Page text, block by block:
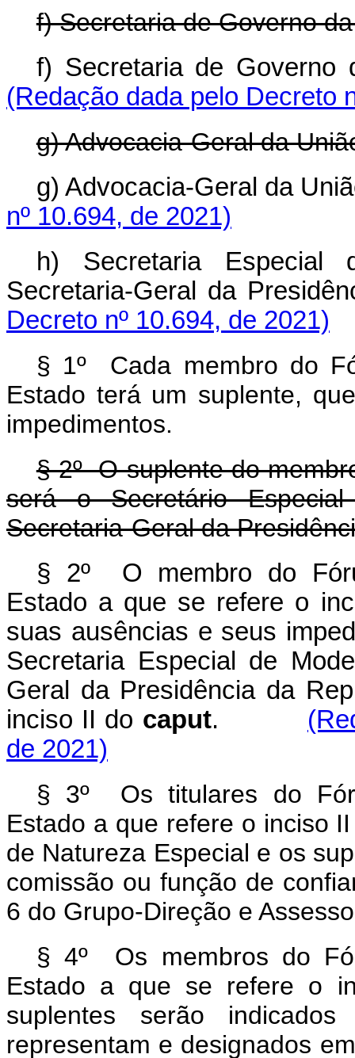
f) Secretaria de Governo
f) Secretaria de
(Redação dada pelo Decreto
g) Advocacia-Geral da
g) Advocacia-Geral da
nº 10.694, de 2021)
h) Secretaria Especial
Secretaria-Geral da
Decreto nº 10.694, de 2021)
§ 1º Cada membro do
Estado terá um suplente,
impedimentos.
§ 2º O suplente do
será o Secretário
Secretaria-Geral da
§ 2º O membro do
Estado a que se refere o
suas ausências e seus
Secretaria Especial de
Geral da Presidência da
inciso II do caput.
de 2021)
§ 3º Os titulares do
Estado a que refere o inciso
de Natureza Especial e os
comissão ou função de
6 do Grupo-Direção e
§ 4º Os membros do
Estado a que se refere o
suplentes serão
representam e designados